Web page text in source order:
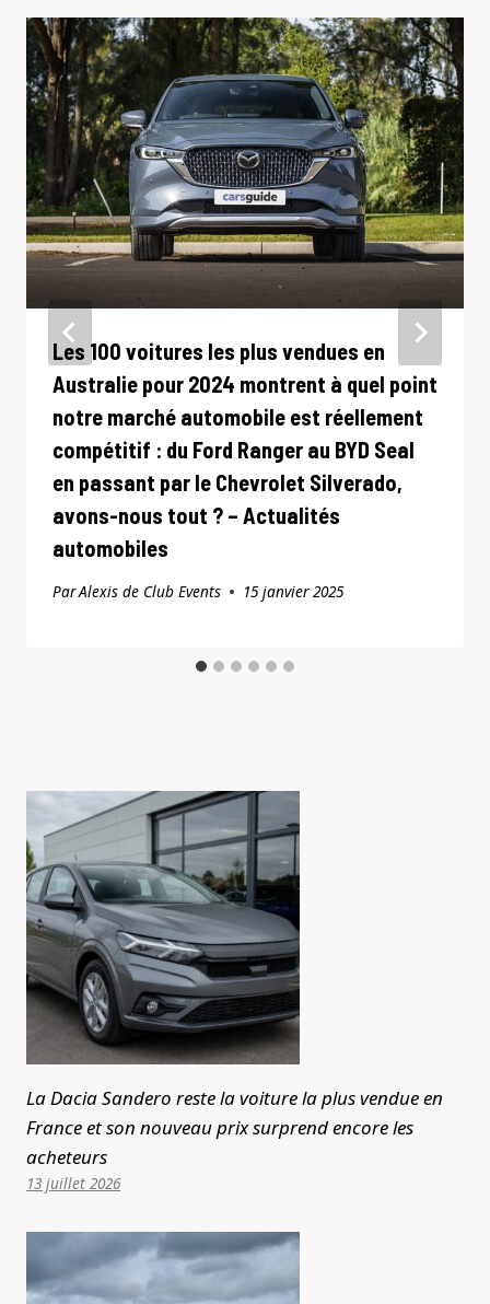
Les 100 voitures les plus vendues en
Australie pour 2024 montrent à quel point
notre marché automobile est réellement
compétitif : du Ford Ranger au BYD Seal
en passant par le Chevrolet Silverado,
avons-nous tout ? – Actualités
automobiles
ParAlexis de Club Events 15 janvier 2025
La Dacia Sandero reste la voiture la plus vendue en
France et son nouveau prix surprend encore les
acheteurs
13 juillet 2026